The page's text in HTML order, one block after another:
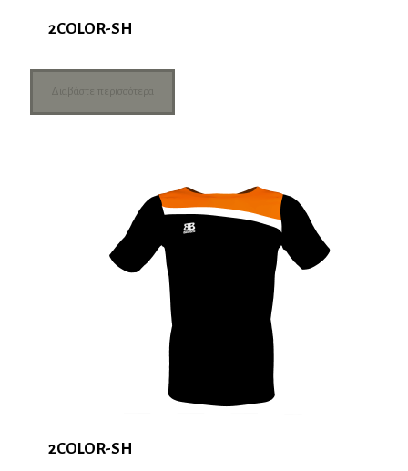
2COLOR-SH
Διαβάστε περισσότερα
2COLOR-SH